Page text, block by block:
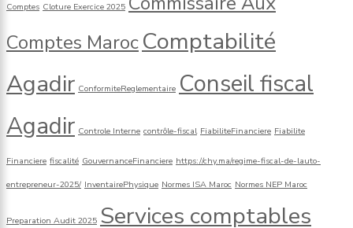
Comptes Cloture Exercice 2025
Comptes MarocComptabilité
Agadir ConformiteReglementaire Conseil fiscal
Agadir Controle Interne contrôle-fiscal FiabiliteFinanciere Fiabilite
Financiere fiscalité GouvernanceFinanciere https://chy.ma/regime-fiscal-de-lauto-
entrepreneur-2025/ InventairePhysique Normes ISA Maroc Normes NEP Maroc
Preparation Audit 2025 Services comptables